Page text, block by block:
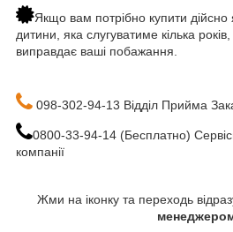
Якщо вам потрібно купити дійсно
дитини, яка слугуватиме кілька
виправдає ваші побажання.
098-302-94-13 Відділ Прийма
0800-33-94-14 (Бесплатно)
компанії
Жми на іконку та переходь